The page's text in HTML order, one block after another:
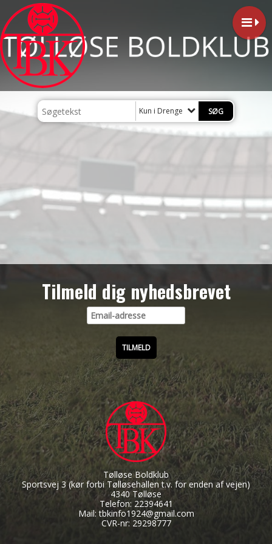
Kun i Drenge
Tilmeld dig nyhedsbrevet
Tølløse Boldklub
Sportsvej 3(kør forbi Tølløsehallen t.v. for enden af vejen)
4340 Tølløse
Telefon: 22394641
Mail: tbkinfo1924@gmail.com
CVR-nr: 29298777